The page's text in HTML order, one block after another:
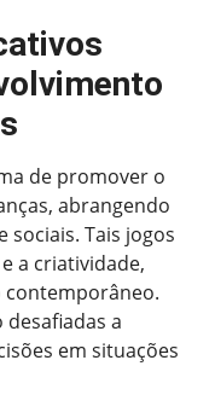
de promover o
abrangendo
sociais. Tais jogos
a criatividade,
contemporâneo.
desafiadas a
em situações